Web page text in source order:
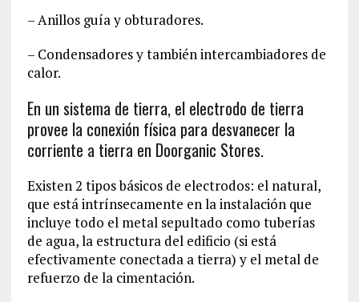
– Anillos guía y obturadores.
– Condensadores y también intercambiadores de
calor.
En un sistema de tierra, el electrodo de tierra
provee la conexión física para desvanecer la
corriente a tierra en Doorganic Stores.
Existen 2 tipos básicos de electrodos: el natural,
que está intrínsecamente en la instalación que
incluye todo el metal sepultado como tuberías
de agua, la estructura del edificio (si está
efectivamente conectada a tierra) y el metal de
refuerzo de la cimentación.